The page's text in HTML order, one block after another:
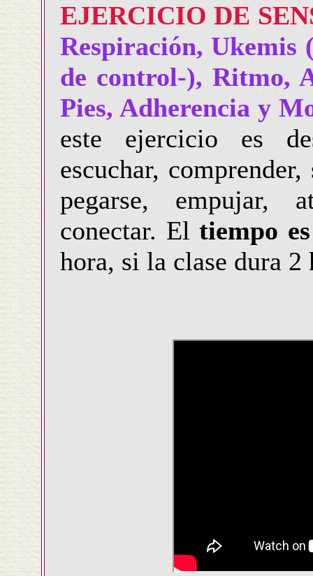
EJERCICIO DE
Respiración, Ukemis
de control-), Ritmo,
Pies, Adherencia y
este ejercicio es
escuchar,
pegarse, empujar,
conectar. Eltiempo
hora, si la clase dura 2